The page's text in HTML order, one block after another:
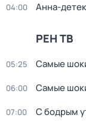
04:00 Анна-
РЕН ТВ
05:25 Самые
06:00 Самые
07:00 С бодрым